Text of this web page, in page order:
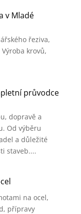
v Mladé
řeziva,
krovů,
průvodce
dopravě a
Od výběru
a důležité
staveb....
na ocel,
přípravy